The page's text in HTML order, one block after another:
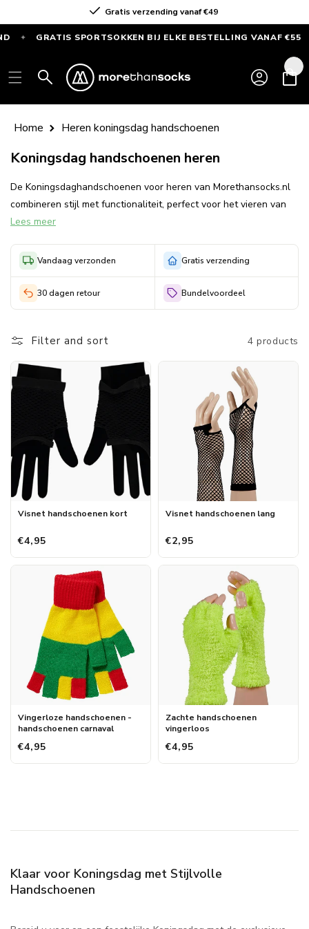
Gratis verzending vanaf €49
✦ GRATIS SPORTSOKKEN BIJ ELKE BESTELLING VANAF €55 ✦
SPORTSOKKEN
bij
elke
bestelling
€55
Alleen
deze
maand
Log
in
Cart
Home Heren koningsdag handschoenen
Koningsdag handschoenen heren
De Koningsdaghandschoenen voor heren van Morethansocks.nl
combineren stijl met functionaliteit, perfect voor het vieren van
Koningsdag. Deze handschoenen zijn ontworpen met opvallende
trots stijlvol kunt uitdragen. Ze bieden niet alleen warmte tijdens
de vaak frisse lentedagen, maar zijn ook gemaakt van
hoogwaardige materialen voor duurzaam comfort. Kies voor
Morethansocks.nl vanwege onze snelle levering, uitstekende
van een zorgeloze ervaring en een product dat speciaal voor de
Nederlandse man en deze feestelijke dag is ontworpen.
Lees meer
Vandaag verzonden Gratis verzending
30 dagen retour Bundelvoordeel
Filter and sort 4 products
Visnet handschoenen kort
€4,95
Visnet handschoenen lang
€2,95
Vingerloze handschoenen -
handschoenen carnaval
€4,95
Zachte handschoenen
vingerloos
€4,95
Klaar voor Koningsdag met Stijlvolle
Handschoenen